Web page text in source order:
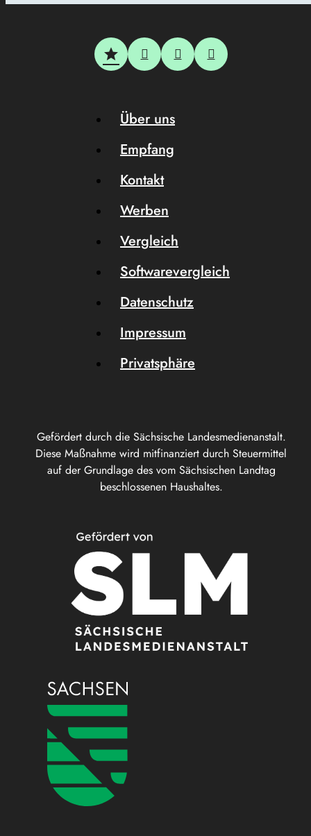
Gefördert durch die Sächsische Landesmedienanstalt.
Diese Maßnahme wird mitfinanziert durch Steuermittel
auf der Grundlage des vom Sächsischen Landtag
beschlossenen Haushaltes.
Über uns
Empfang
Kontakt
Werben
Vergleich
Softwarevergleich
Datenschutz
Impressum
Privatsphäre